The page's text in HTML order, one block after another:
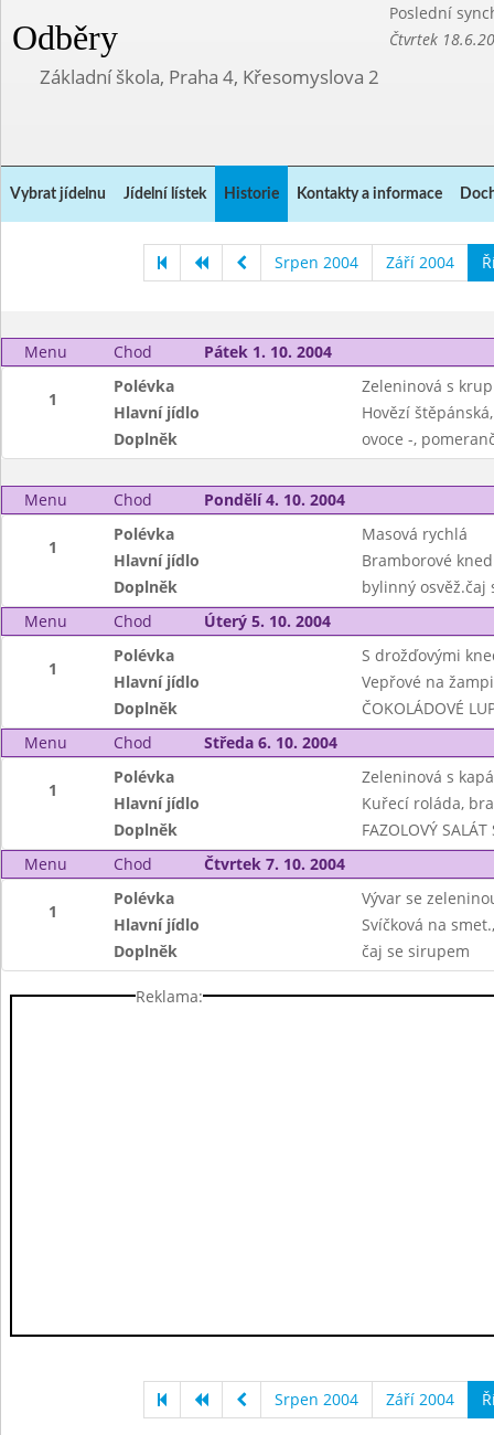
Odběry
Poslední
Čtvrtek
Základní škola, Praha 4, Křesomyslova 2
Vybrat jídelnu Jídelní lístek Historie Kontakty a informace
Srpen 2004 Září 2004
Menu Chod Pátek 1. 10. 2004
1
Polévka
Zeleninová s
Hlavní jídlo
Hovězí
Doplněk
ovoce -,
Menu Chod Pondělí 4. 10. 2004
1
Polévka
Masová rychlá
Hlavní jídlo
Bramborové
Doplněk
bylinný osvěž.čaj
Menu
Chod Úterý 5. 10. 2004
1
Polévka
S drožďovými
Hlavní jídlo
Vepřové na
Doplněk
ČOKOLÁDOVÉ
Menu
Chod Středa 6. 10. 2004
1
Polévka
Zeleninová s
Hlavní jídlo
Kuřecí roláda,
Doplněk
FAZOLOVÝ
Menu
Chod Čtvrtek 7. 10. 2004
1
Polévka
Vývar se
Hlavní jídlo
Svíčková na
Doplněk
čaj se sirupem
Reklama:
Srpen 2004 Září 2004